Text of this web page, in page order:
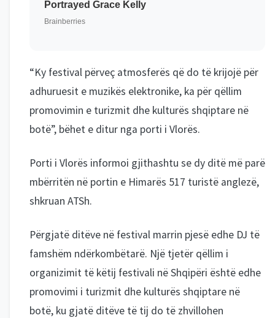
“Ky festival përveç atmosferës që do të krijojë për
adhuruesit e muzikës elektronike, ka për qëllim
promovimin e turizmit dhe kulturës shqiptare në
botë”, bëhet e ditur nga porti i Vlorës.
Porti i Vlorës informoi gjithashtu se dy ditë më parë
mbërritën në portin e Himarës 517 turistë anglezë,
shkruan ATSh.
Përgjatë ditëve në festival marrin pjesë edhe DJ të
famshëm ndërkombëtarë. Një tjetër qëllim i
organizimit të këtij festivali në Shqipëri është edhe
promovimi i turizmit dhe kulturës shqiptare në
botë, ku gjatë ditëve të tij do të zhvillohen